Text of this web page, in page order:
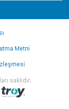
saklıdır.
Metni